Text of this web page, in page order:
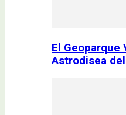
El Geoparque
Astrodisea